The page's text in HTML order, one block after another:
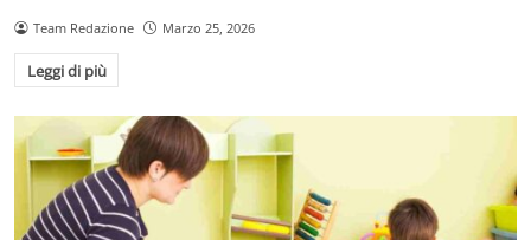
Team Redazione Marzo 25, 2026
Leggi di più